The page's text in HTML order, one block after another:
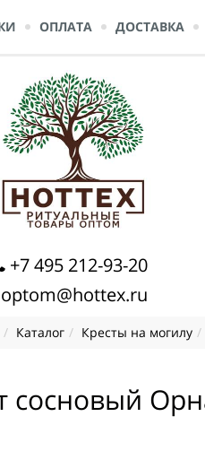
ОПЛАТА ДОСТАВКА
+7 495 212-93-20
Каталог Кресты на могилу
сосновый